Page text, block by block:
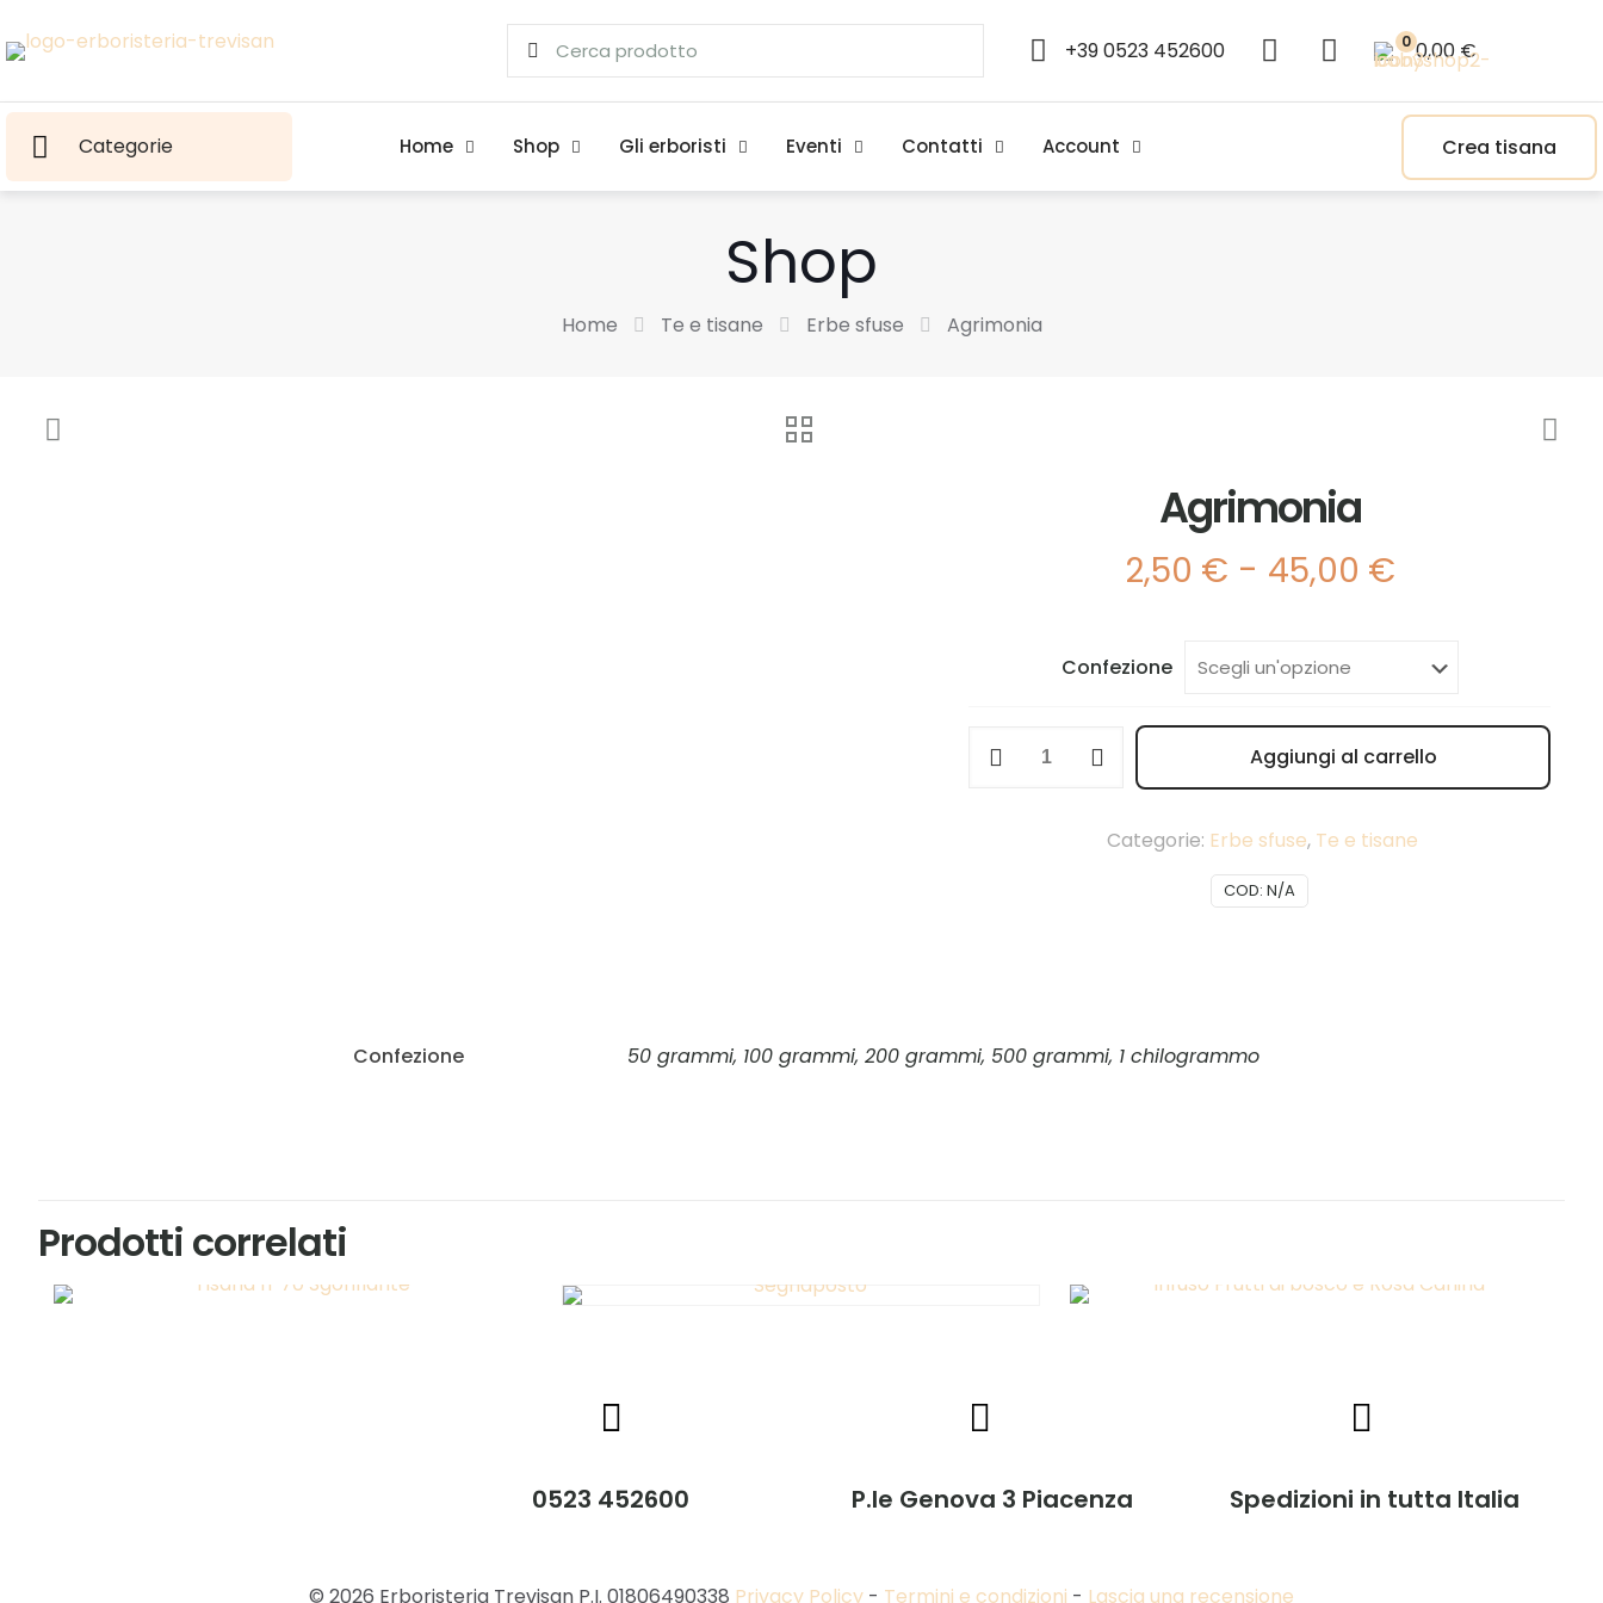
+39 0523 452600 0 0,00 €
Categorie Home Shop Gli erboristi Eventi Contatti Account Crea tisana
Shop
Home Te e tisane Erbe sfuse Agrimonia
Agrimonia
2,50 € - 45,00 €Fascia
da
a
45,00 €
Confezione
quantità
Aggiungi al carrello
COD: N/A
Categorie: Erbe sfuse, Te e tisane
Confezione 50 grammi, 100 grammi, 200 grammi, 500 grammi, 1 chilogrammo
Prodotti correlati
0523 452600 P.le Genova 3 Piacenza Spedizioni in tutta Italia
© 2026 Erboristeria Trevisan P.I. 01806490338 Privacy Policy - Termini e condizioni - Lascia una recensione